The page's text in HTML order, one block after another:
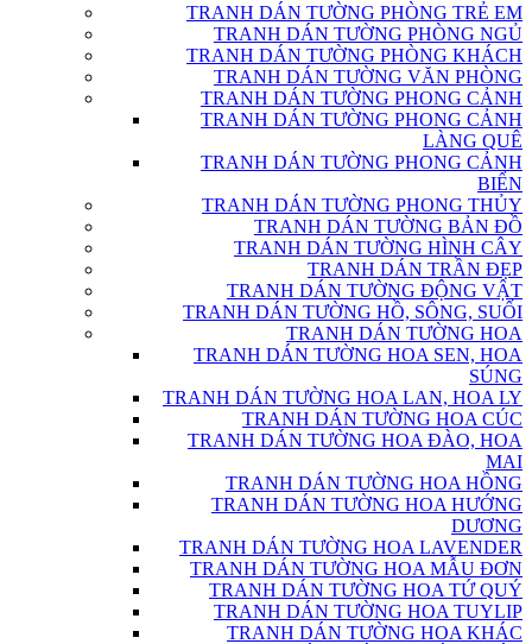
TRANH DÁN TƯỜNG PHÒNG TRẺ EM
TRANH DÁN TƯỜNG PHÒNG NGỦ
TRANH DÁN TƯỜNG PHÒNG KHÁCH
TRANH DÁN TƯỜNG VĂN PHÒNG
TRANH DÁN TƯỜNG PHONG CẢNH
TRANH DÁN TƯỜNG PHONG CẢNH
LÀNG QUÊ
TRANH DÁN TƯỜNG PHONG CẢNH
BIỂN
TRANH DÁN TƯỜNG PHONG THỦY
TRANH DÁN TƯỜNG BẢN ĐỒ
TRANH DÁN TƯỜNG HÌNH CÂY
TRANH DÁN TRẦN ĐẸP
TRANH DÁN TƯỜNG ĐỘNG VẬT
TRANH DÁN TƯỜNG HỒ, SÔNG, SUỐI
TRANH DÁN TƯỜNG HOA
TRANH DÁN TƯỜNG HOA SEN, HOA
SÚNG
TRANH DÁN TƯỜNG HOA LAN, HOA LY
TRANH DÁN TƯỜNG HOA CÚC
TRANH DÁN TƯỜNG HOA ĐÀO, HOA
MAI
TRANH DÁN TƯỜNG HOA HỒNG
TRANH DÁN TƯỜNG HOA HƯỚNG
DƯƠNG
TRANH DÁN TƯỜNG HOA LAVENDER
TRANH DÁN TƯỜNG HOA MẪU ĐƠN
TRANH DÁN TƯỜNG HOA TỨ QUÝ
TRANH DÁN TƯỜNG HOA TUYLIP
TRANH DÁN TƯỜNG HOA KHÁC